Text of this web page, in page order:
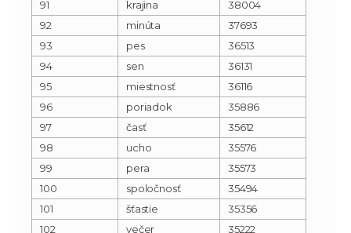
91 krajina
38004
92
minúta
37693
93
pes
36513
94
sen
36131
95
miestnosť
36116
96
poriadok
35886
97
časť
35612
98
ucho
35576
99
pera
35573
100
spoločnosť
35494
101
šťastie
35356
102
večer
35222